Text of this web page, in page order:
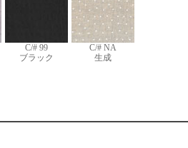
C/# 99
ブラック
C/# NA
生成